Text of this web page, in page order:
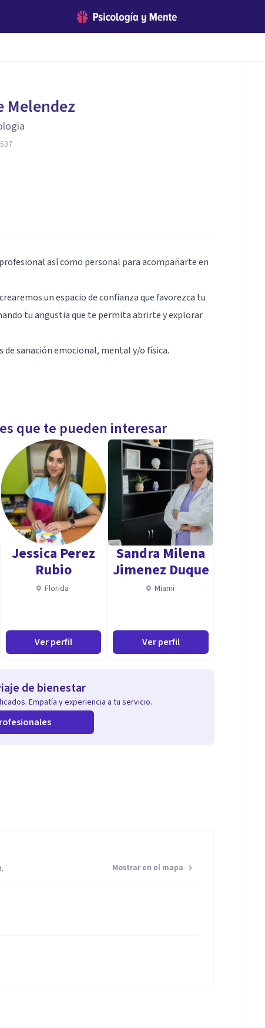
Melendez
así como personal para acompañarte en
un espacio de confianza que favorezca tu
tu angustia que te permita abrirte y explorar
sanación emocional, mental y/o física.
en la Terapia
en pocas sesiones un cambio en el cerebro
con técnicas sencillas pero muy poderosas
de kinesiologia y tapping, logrando estabilidad en
neurolenguistica)
con digitopuntura)
que te pueden interesar
Jessica Perez
Rubio
Florida
Ver perfil
Sandra Milena
Jimenez Duque
Miami
Ver perfil
de bienestar
Empatía y experiencia a tu servicio.
Mostrar en el mapa